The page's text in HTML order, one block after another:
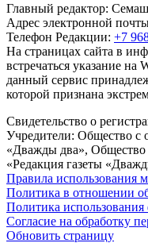
Главный редактор:
Адрес электронной
Телефон Редакции: +7
На страницах сайта в
встречаться указание
данный сервис
которой признана
Свидетельство о
Учредители: Общество с
«Дважды два», Общество
«Редакция газеты
Правила использования
Политика в отношении
Политика
Согласие на обработку
Обновить страницу